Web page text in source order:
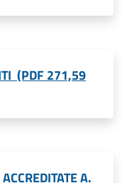
(PDF 271,59
A.